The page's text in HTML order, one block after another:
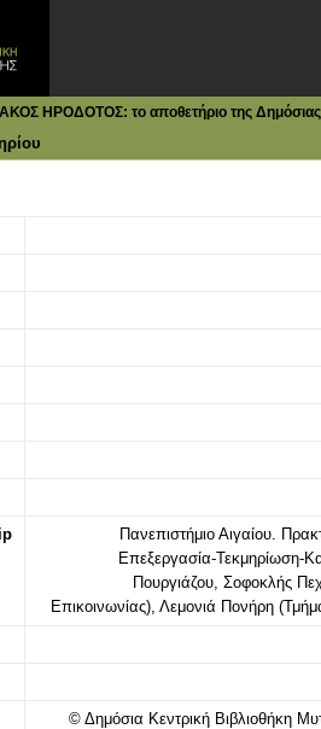
ΗΡΟΔΟΤΟΣ: το αποθετήριο της Δημόσιας
Πανεπιστήμιο Αιγαίου.
Επεξεργασία-Τεκμηρίωση-
Πουργιάζου, Σοφοκλής
Επικοινωνίας), Λεμονιά Πονήρη
© Δημόσια Κεντρική Βιβλιοθήκη